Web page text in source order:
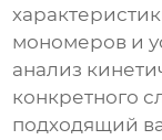
мономеров и
анализ
конкретного
подходящий